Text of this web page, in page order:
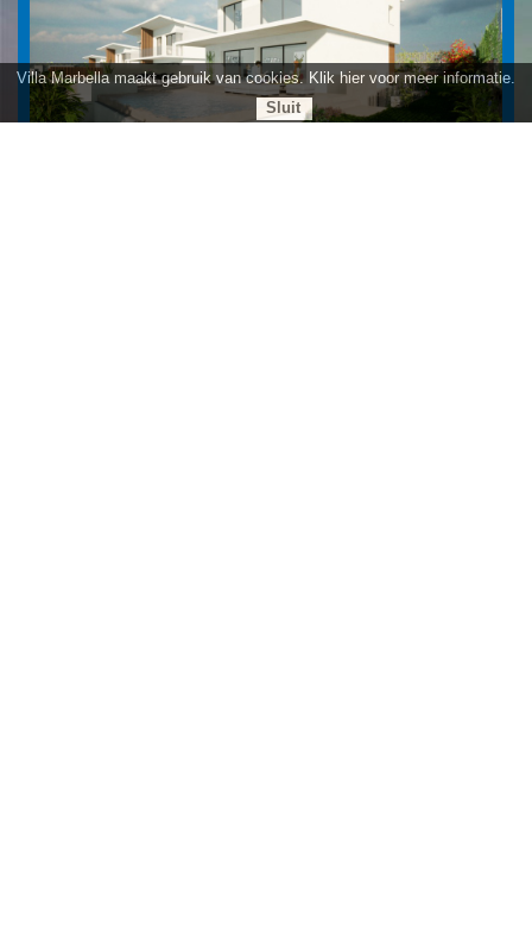
Villa Marbella maakt gebruik van cookies. Klik hier voor meer informatie.
Sluit